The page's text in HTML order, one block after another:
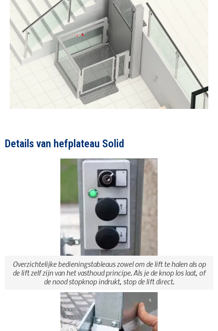
Details van hefplateau Solid
Overzichtelijke bedieningstableaus zowel om de lift te halen als op
de lift zelf zijn van het vasthoud principe. Als je de knop los laat, of
de nood stopknop indrukt, stop de lift direct.